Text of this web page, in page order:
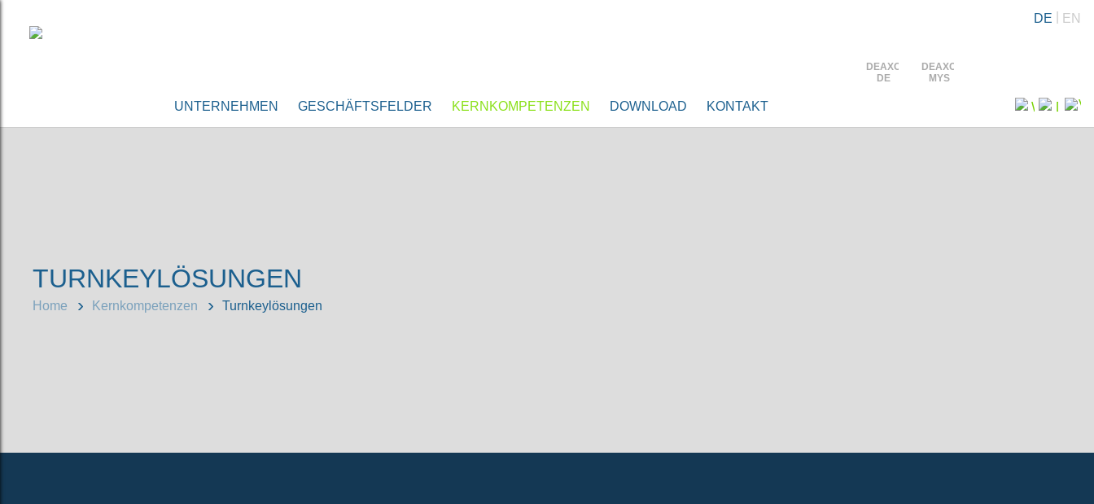
DE EN
DEAXO
DE
DEAXO
MYS
UNTERNEHMEN GESCHÄFTSFELDER KERNKOMPETENZEN DOWNLOAD KONTAKT
TURNKEYLÖSUNGEN
Home Kernkompetenzen Turnkeylösungen